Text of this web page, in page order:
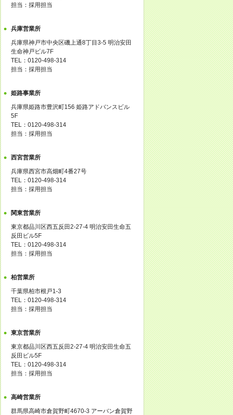
担当：採用担当
兵庫営業所
兵庫県神戸市中央区磯上通8丁目3-5 明治安田
生命神戸ビル7F
TEL：0120-498-314
担当：採用担当
姫路事業所
兵庫県姫路市豊沢町156 姫路アドバンスビル
5F
TEL：0120-498-314
担当：採用担当
西宮営業所
兵庫県西宮市高畑町4番27号
TEL：0120-498-314
担当：採用担当
関東営業所
東京都品川区西五反田2-27-4 明治安田生命五
反田ビル5F
TEL：0120-498-314
担当：採用担当
柏営業所
千葉県柏市根戸1-3
TEL：0120-498-314
担当：採用担当
東京営業所
東京都品川区西五反田2-27-4 明治安田生命五
反田ビル5F
TEL：0120-498-314
担当：採用担当
高崎営業所
群馬県高崎市倉賀野町4670-3 アーバン倉賀野